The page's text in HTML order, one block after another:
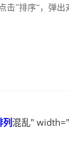
击”排序“，弹
列混乱"